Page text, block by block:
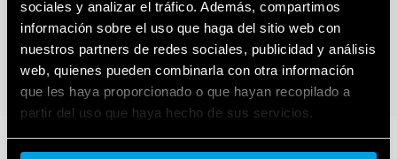
sociales y analizar el tráfico. Además, compartimos
información sobre el uso que haga del sitio web con
nuestros partners de redes sociales, publicidad y análisis
web, quienes pueden combinarla con otra información
que les haya proporcionado o que hayan recopilado a
partir del uso que haya hecho de sus servicios.
Cookie policy.